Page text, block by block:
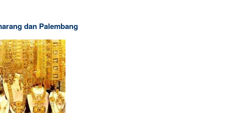
dan Palembang